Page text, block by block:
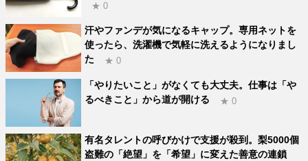
★ 0
汗やファンデが気になるキャップ。専用ネットを
使ったら、洗濯機で気軽に洗えるようになりまし
た
★ 0
「やりたいこと」がなくても大丈夫。仕事は「や
るべきこと」から道が開ける
★ 0
有名タレントの呼びかけで支援が殺到。梨5000個
盗難の「絶望」を「希望」に変えた善意の連鎖